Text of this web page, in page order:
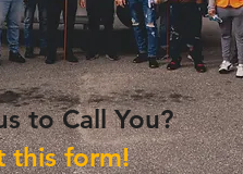
to Call You?
this form!